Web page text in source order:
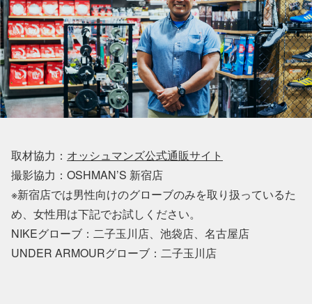
取材協力： オッシュマンズ公式通販サイト
撮影協力：OSHMAN’S 新宿店
※新宿店では男性向けのグローブのみを取り扱っているた
め、女性用は下記でお試しください。
NIKEグローブ：二子玉川店、池袋店、名古屋店
UNDER ARMOURグローブ：二子玉川店